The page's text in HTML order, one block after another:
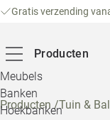
Gratis verzending
Producten
Meubels
Banken
Hoekbanken
Producten/Tuin &